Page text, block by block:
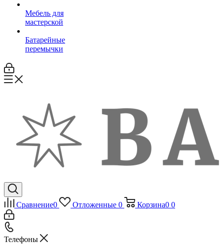
Мебель для
мастерской
Батарейные
перемычки
Сравнение0 Отложенные 0 Корзина0 0
Телефоны